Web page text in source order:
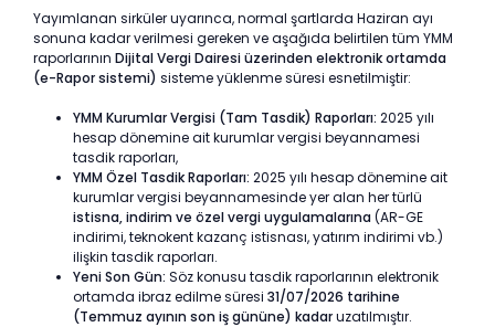
Yayımlanan sirküler uyarınca, normal şartlarda Haziran ayı
sonuna kadar verilmesi gereken ve aşağıda belirtilen tüm YMM
raporlarının Dijital Vergi Dairesi üzerinden elektronik ortamda
(e-Rapor sistemi) sisteme yüklenme süresi esnetilmiştir:
YMM Kurumlar Vergisi (Tam Tasdik) Raporları: 2025 yılı
hesap dönemine ait kurumlar vergisi beyannamesi
tasdik raporları,
YMM Özel Tasdik Raporları: 2025 yılı hesap dönemine ait
kurumlar vergisi beyannamesinde yer alan her türlü
istisna, indirim ve özel vergi uygulamalarına (AR-GE
indirimi, teknokent kazanç istisnası, yatırım indirimi vb.)
ilişkin tasdik raporları.
Yeni Son Gün: Söz konusu tasdik raporlarının elektronik
ortamda ibraz edilme süresi 31/07/2026 tarihine
(Temmuz ayının son iş gününe) kadaruzatılmıştır.